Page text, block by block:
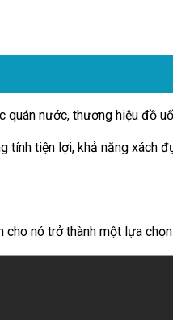
nước, thương hiệu đồ
tính tiện lợi, khả năng xách
nó trở thành một lựa